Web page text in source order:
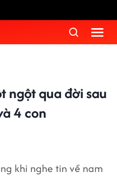
ngột qua đời sau
4 con
khi nghe tin về nam